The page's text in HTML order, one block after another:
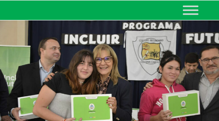
MINISTERIO DE EDUCACIÓN
DE CORRIENTES